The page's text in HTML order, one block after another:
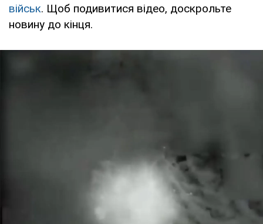
військ. Щоб подивитися відео, доскрольте
новину до кінця.